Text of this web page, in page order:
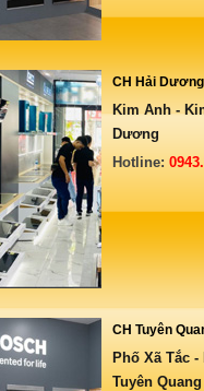
CH Hải Dương
Kim Anh -
Dương
Hotline:
CH Tuyên
Phố Xã Tắc -
Tuyên Quang